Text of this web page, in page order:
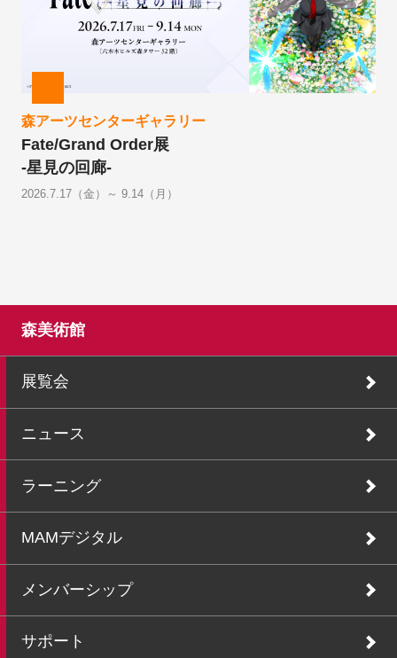
森アーツセンターギャラリー
Fate/Grand Order展
-星見の回廊-
2026.7.17（金）～ 9.14（月）
森美術館
展覧会
ニュース
ラーニング
MAMデジタル
メンバーシップ
サポート